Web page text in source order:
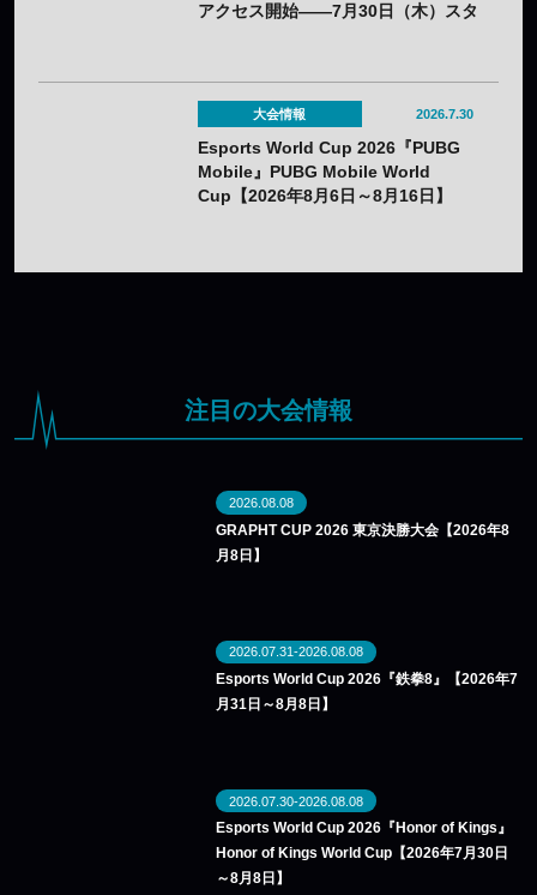
アクセス開始——7月30日（木）スタ
大会情報 2026.7.30
Esports World Cup 2026『PUBG
Mobile』PUBG Mobile World
Cup【2026年8月6日～8月16日】
注目の大会情報
2026.08.08
GRAPHT CUP 2026 東京決勝大会【2026年8
月8日】
2026.07.31-2026.08.08
Esports World Cup 2026『鉄拳8』【2026年7
月31日～8月8日】
2026.07.30-2026.08.08
Esports World Cup 2026『Honor of Kings』
Honor of Kings World Cup【2026年7月30日
～8月8日】